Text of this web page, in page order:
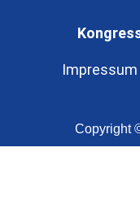
Impressum
Copyright